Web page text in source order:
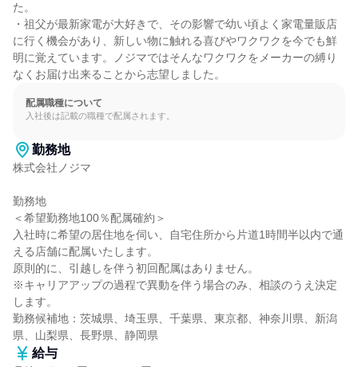
た。
・祖父が最新家電が大好きで、その影響で幼い頃よく家電量販店
に行く機会があり、新しい物に触れる喜びやワクワクを今でも鮮
明に覚えています。ノジマではそんなワクワクをメーカーの縛り
なくお届け出来ることから志望しました。
配属職種について
入社後は記載の職種で配属されます。
勤務地
株式会社ノジマ
勤務地
＜希望勤務地100％配属確約＞
入社時に希望の居住地を伺い、自宅住所から片道1時間半以内で通
える店舗に配属いたします。
原則的に、引越しを伴う初回配属はありません。
※キャリアアップの過程で異動を伴う場合のみ、相談のうえ決定
します。
勤務候補地：茨城県、埼玉県、千葉県、東京都、神奈川県、新潟
県、山梨県、長野県、静岡県
給与